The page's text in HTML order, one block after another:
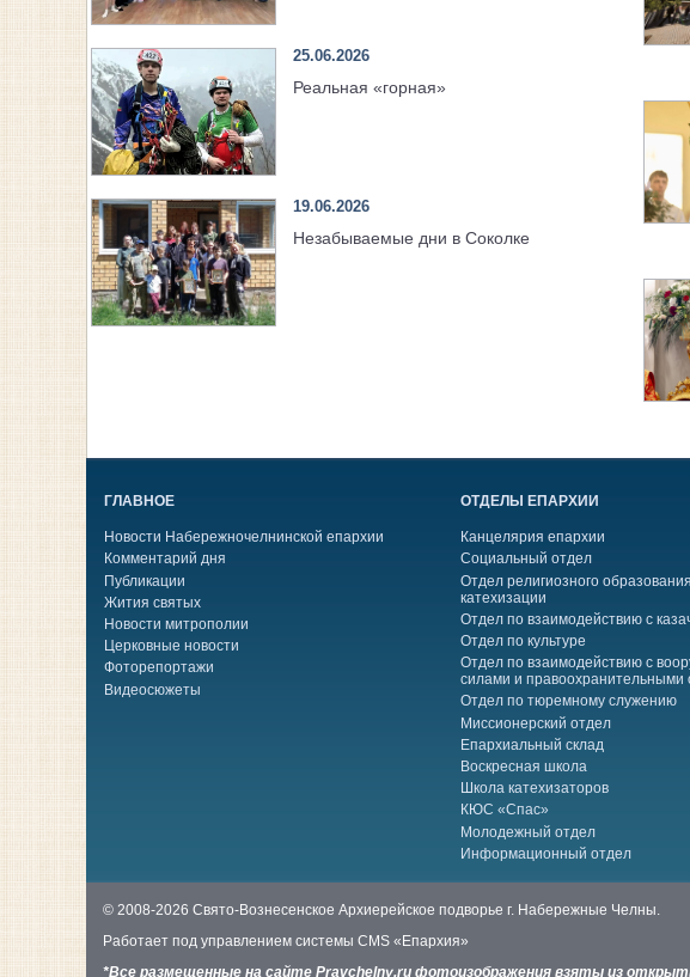
25.06.2026
Реальная «горная»
19.06.2026
Незабываемые дни в Соколке
ГЛАВНОЕ
Новости Набережночелнинской епархии
Комментарий дня
Публикации
Жития святых
Новости митрополии
Церковные новости
Фоторепортажи
Видеосюжеты
ОТДЕЛЫ ЕПАРХИИ
Канцелярия епархии
Социальный отдел
Отдел религиозного
катехизации
Отдел по взаимодействию с
Отдел по культуре
Отдел по взаимодействию с
силами и правоохранительными
Отдел по тюремному служению
Миссионерский отдел
Епархиальный склад
Воскресная школа
Школа катехизаторов
КЮС «Спас»
Молодежный отдел
Информационный отдел
© 2008-2026 Свято-Вознесенское Архиерейское подворье г. Набережные Челны.
Работает под управлением системы CMS «Епархия»
*Все размещенные на сайте Pravchelny.ru фотоизображения взяты из